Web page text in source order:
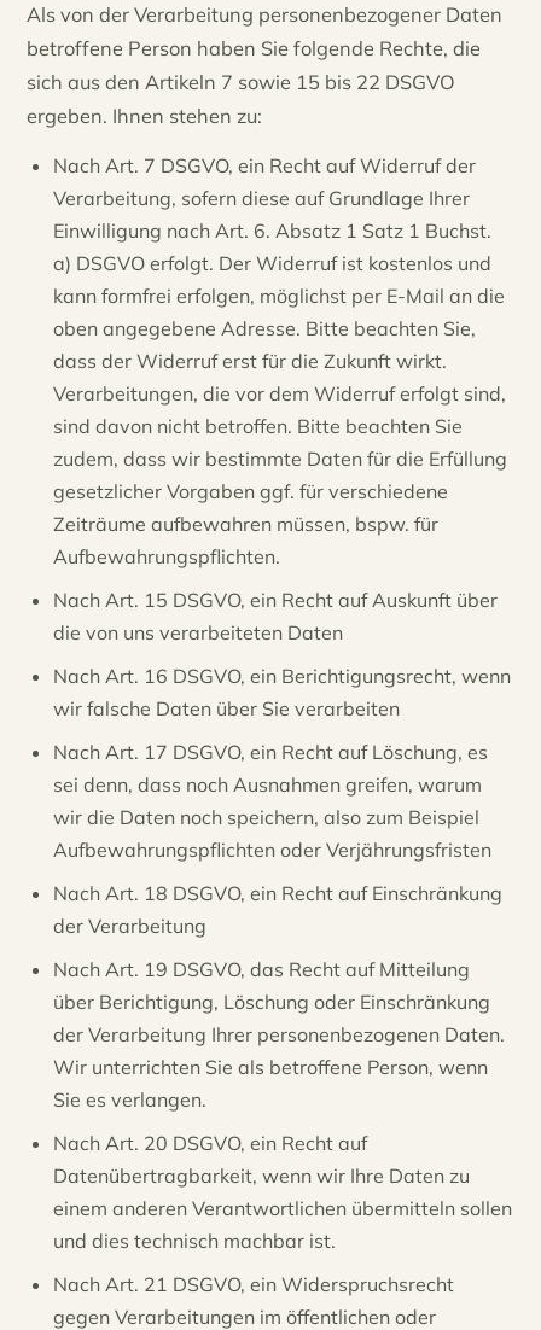
Als von der Verarbeitung personenbezogener Daten
betroffene Person haben Sie folgende Rechte, die
sich aus den Artikeln 7 sowie 15 bis 22 DSGVO
ergeben. Ihnen stehen zu:
Nach Art. 7 DSGVO, ein Recht auf Widerruf der
Verarbeitung, sofern diese auf Grundlage Ihrer
Einwilligung nach Art. 6. Absatz 1 Satz 1 Buchst.
a) DSGVO erfolgt. Der Widerruf ist kostenlos und
kann formfrei erfolgen, möglichst per E-Mail an die
oben angegebene Adresse. Bitte beachten Sie,
dass der Widerruf erst für die Zukunft wirkt.
Verarbeitungen, die vor dem Widerruf erfolgt sind,
sind davon nicht betroffen. Bitte beachten Sie
zudem, dass wir bestimmte Daten für die Erfüllung
gesetzlicher Vorgaben ggf. für verschiedene
Zeiträume aufbewahren müssen, bspw. für
Aufbewahrungspflichten.
Nach Art. 15 DSGVO, ein Recht auf Auskunft über
die von uns verarbeiteten Daten
Nach Art. 16 DSGVO, ein Berichtigungsrecht, wenn
wir falsche Daten über Sie verarbeiten
Nach Art. 17 DSGVO, ein Recht auf Löschung, es
sei denn, dass noch Ausnahmen greifen, warum
wir die Daten noch speichern, also zum Beispiel
Aufbewahrungspflichten oder Verjährungsfristen
Nach Art. 18 DSGVO, ein Recht auf Einschränkung
der Verarbeitung
Nach Art. 19 DSGVO, das Recht auf Mitteilung
über Berichtigung, Löschung oder Einschränkung
der Verarbeitung Ihrer personenbezogenen Daten.
Wir unterrichten Sie als betroffene Person, wenn
Sie es verlangen.
Nach Art. 20 DSGVO, ein Recht auf
Datenübertragbarkeit, wenn wir Ihre Daten zu
einem anderen Verantwortlichen übermitteln sollen
und dies technisch machbar ist.
Nach Art. 21 DSGVO, ein Widerspruchsrecht
gegen Verarbeitungen im öffentlichen oder